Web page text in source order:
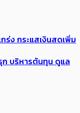
ร่ง กระแสเงินสดเพิ่ม
ก บริหารต้นทุน ดูแล